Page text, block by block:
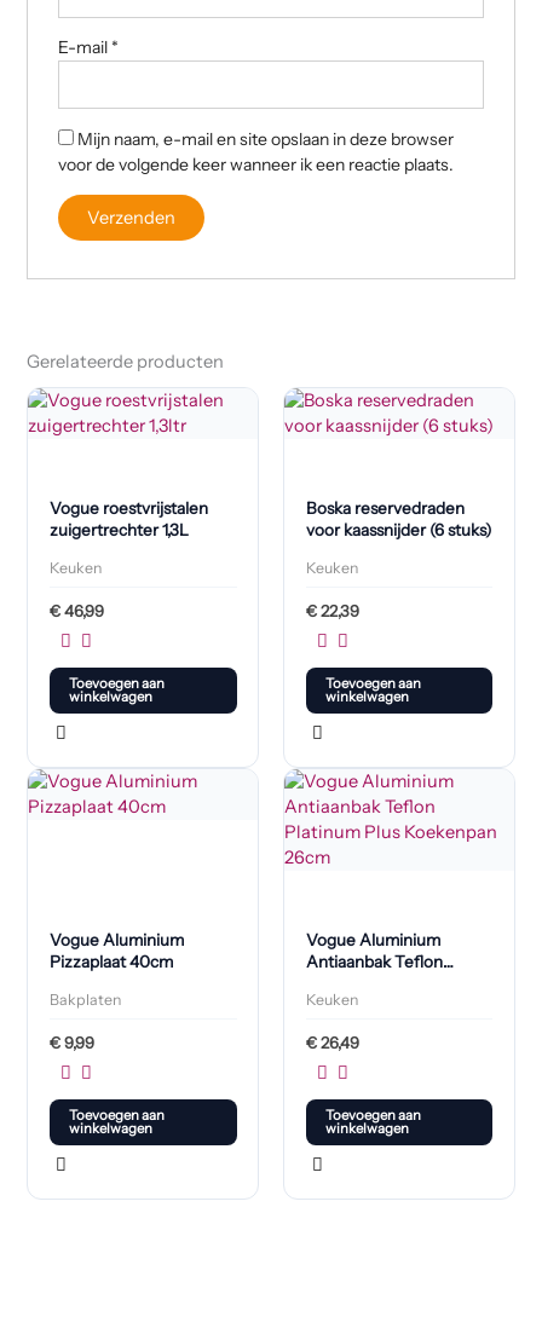
E-mail *
Mijn naam, e-mail en site opslaan in deze browser
voor de volgende keer wanneer ik een reactie plaats.
Gerelateerde producten
Vogue roestvrijstalen
zuigertrechter 1,3L
Keuken
€46,99
Toevoegen aan
winkelwagen
Boska reservedraden
voor kaassnijder (6 stuks)
Keuken
€22,39
Toevoegen aan
winkelwagen
Vogue Aluminium
Pizzaplaat 40cm
Bakplaten
€9,99
Toevoegen aan
winkelwagen
Vogue Aluminium
Antiaanbak Teflon
Koekenpan 26cm
Keuken
€26,49
Toevoegen aan
winkelwagen